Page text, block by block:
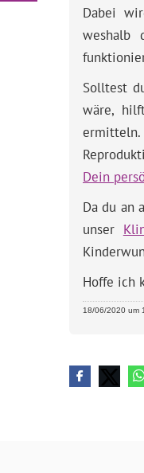
Dabei
weshalb
Solltest
wäre,
Dein
Da du an
unser
Hoffe ich
18/06/2020 um